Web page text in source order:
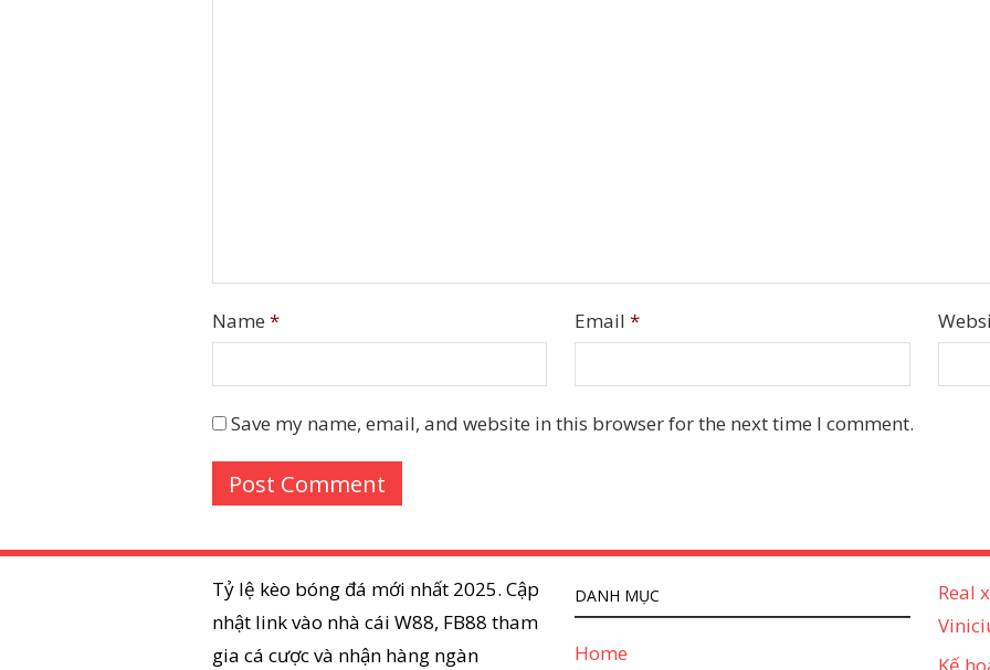
Name * Email*
Save my name, email, and website in this browser for the next time I comment.
Tỷ lệ kèo bóng đá mới nhất 2025. Cập
nhật link vào nhà cái W88, FB88 tham
gia cá cược và nhận hàng ngàn
DANH MỤC
Home
Real
Kế